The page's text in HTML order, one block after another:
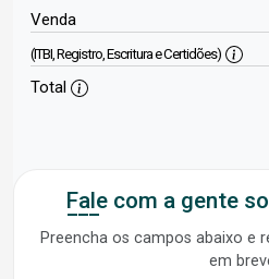
Venda
(ITBI, Registro, Escritura e Certidões)
Total
Fale com a gente
Preencha os campos abaixo e
em